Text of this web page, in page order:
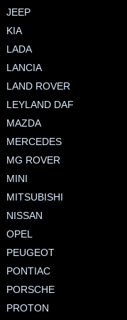
JEEP
KIA
LADA
LANCIA
LAND ROVER
LEYLAND DAF
MAZDA
MERCEDES
MG ROVER
MINI
MITSUBISHI
NISSAN
OPEL
PEUGEOT
PONTIAC
PORSCHE
PROTON